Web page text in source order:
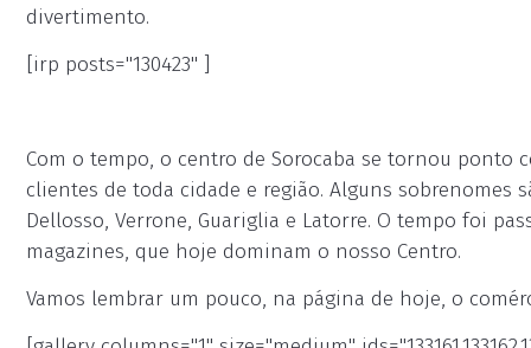
divertimento.
[irp posts="130423" ]
Com o tempo, o centro de Sorocaba se tornou ponto
clientes de toda cidade e região. Alguns
Dellosso, Verrone, Guariglia e Latorre. O tempo foi
magazines, que hoje dominam o nosso Centro.
Vamos lembrar um pouco, na página de hoje, o